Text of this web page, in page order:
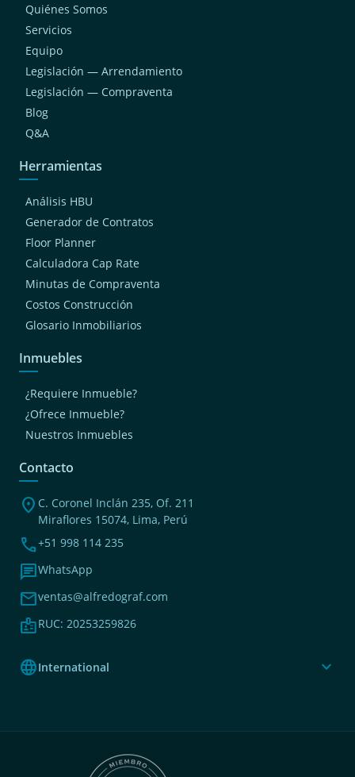
Quiénes Somos
Servicios
Equipo
Legislación — Arrendamiento
Legislación — Compraventa
Blog
Q&A
Herramientas
Análisis HBU
Generador de Contratos
Floor Planner
Calculadora Cap Rate
Minutas de Compraventa
Costos Construcción
Glosario Inmobiliarios
Inmuebles
¿Requiere Inmueble?
¿Ofrece Inmueble?
Nuestros Inmuebles
Contacto
location_on C. Coronel Inclán 235, Of. 211
Miraflores 15074, Lima, Perú
phone+51 998 114 235
chatWhatsApp
mailventas@alfredograf.com
badgeRUC: 20253259826
languageInternational expand_more